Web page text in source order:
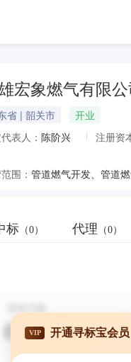
宏象燃气有限公
省 | 韶关市
开业
表人： 陈阶兴 注册资
围：
标 （0） 代理 （0）
VIP 开通寻标宝会